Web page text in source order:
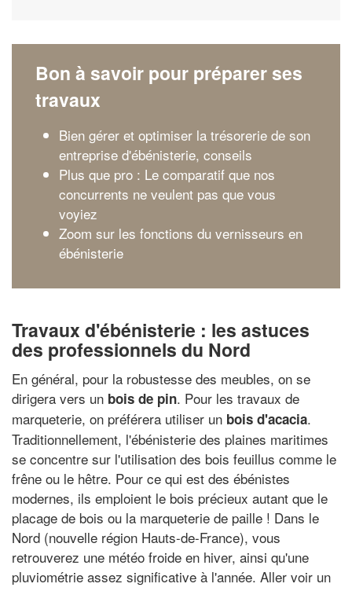
Bon à savoir pour préparer ses
travaux
Bien gérer et optimiser la trésorerie de son
entreprise d'ébénisterie, conseils
Plus que pro : Le comparatif que nos
concurrents ne veulent pas que vous
voyiez
Zoom sur les fonctions du vernisseurs en
ébénisterie
Travaux d'ébénisterie : les astuces
des professionnels du Nord
En général, pour la robustesse des meubles, on se
dirigera vers un bois de pin. Pour les travaux de
marqueterie, on préférera utiliser un bois d'acacia.
Traditionnellement, l'ébénisterie des plaines maritimes
se concentre sur l'utilisation des bois feuillus comme le
frêne ou le hêtre. Pour ce qui est des ébénistes
modernes, ils emploient le bois précieux autant que le
placage de bois ou la marqueterie de paille ! Dans le
Nord (nouvelle région Hauts-de-France), vous
retrouverez une météo froide en hiver, ainsi qu'une
pluviométrie assez significative à l'année. Aller voir un